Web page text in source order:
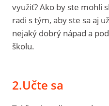
využiť? Ako by ste mohli
radi s tým, aby ste sa aj
nejaký dobrý nápad a
školu.
2.Učte sa